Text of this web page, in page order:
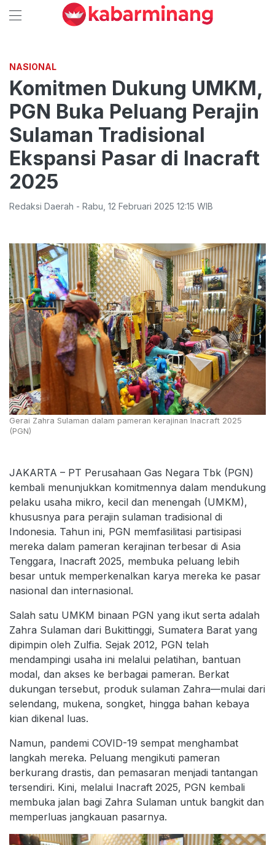
NASIONAL
Komitmen Dukung UMKM,
PGN Buka Peluang Perajin
Sulaman Tradisional
Ekspansi Pasar di Inacraft
2025
Redaksi Daerah - Rabu 12 Februari 2025 12:15 WIB
Gerai Zahra Sulaman dalam pameran kerajinan Inacraft 2025
(PGN)
JAKARTA – PT Perusahaan Gas Negara Tbk (PGN)
kembali menunjukkan komitmennya dalam mendukung
pelaku usaha mikro, kecil dan menengah (UMKM),
khususnya para perajin sulaman tradisional di
Indonesia. Tahun ini, PGN memfasilitasi partisipasi
mereka dalam pameran kerajinan terbesar di Asia
Tenggara, Inacraft 2025, membuka peluang lebih
besar untuk memperkenalkan karya mereka ke pasar
nasional dan internasional.
Salah satu UMKM binaan PGN yang ikut serta adalah
Zahra Sulaman dari Bukittinggi, Sumatera Barat yang
dipimpin oleh Zulfia. Sejak 2012, PGN telah
mendampingi usaha ini melalui pelatihan, bantuan
modal, dan akses ke berbagai pameran. Berkat
dukungan tersebut, produk sulaman Zahra—mulai dari
selendang, mukena, songket, hingga bahan kebaya
kian dikenal luas.
Namun, pandemi COVID-19 sempat menghambat
langkah mereka. Peluang mengikuti pameran
berkurang drastis, dan pemasaran menjadi tantangan
tersendiri. Kini, melalui Inacraft 2025, PGN kembali
membuka jalan bagi Zahra Sulaman untuk bangkit dan
memperluas jangkauan pasarnya.